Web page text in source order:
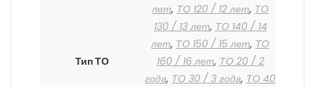
Тип ТО
лет, ТО 120 / 12 лет, ТО
130 / 13 лет, ТО 140 / 14
лет, ТО 150 / 15 лет, ТО
160 / 16 лет, ТО 20 / 2
года, ТО 30 / 3 года, ТО 40